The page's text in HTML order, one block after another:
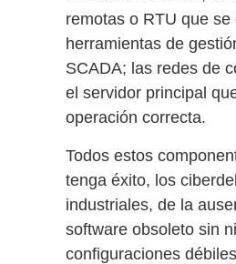
remotas o RTU que
herramientas de
SCADA; las redes de
el servidor principal
operación correcta.
Todos estos
tenga éxito, los
industriales, de la
software obsoleto sin
configuraciones